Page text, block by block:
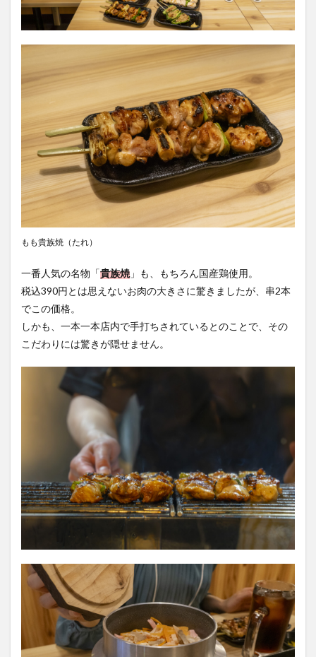
もも貴族焼（たれ）
一番人気の名物「貴族焼 」も、もちろん国産鶏使用。
税込390円とは思えないお肉の大きさに驚きましたが、串2本
でこの価格。
しかも、一本一本店内で手打ちされているとのことで、その
こだわりには驚きが隠せません。